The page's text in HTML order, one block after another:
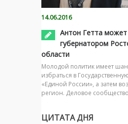
14.06.2016
Антон Гетта
губернатором
области
Молодой политик имеет
избраться в
«Единой России», а затем
регион. Деловое
ЦИТАТА ДНЯ